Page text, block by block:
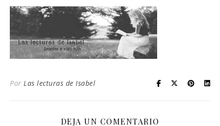
Por Las lecturas de Isabel
DEJA UN COMENTARIO